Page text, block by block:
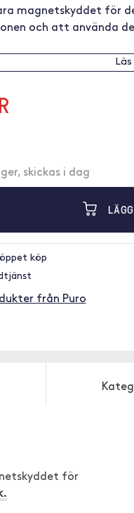
magnetskyddet för
och att använda
skickas i dag
köp
från Puro
för